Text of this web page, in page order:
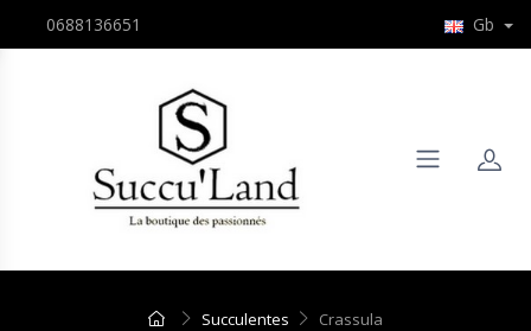
0688136651 Gb
Succulentes Crassula